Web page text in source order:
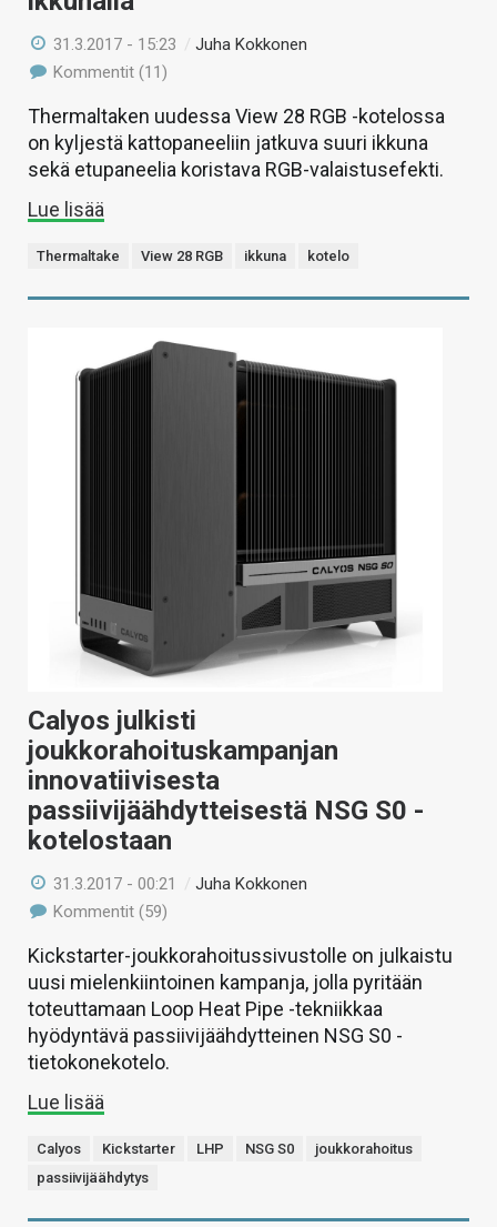
31.3.2017 - 15:23 /Juha Kokkonen
Kommentit (11)
Thermaltaken uudessa View 28 RGB -kotelossa
on kyljestä kattopaneeliin jatkuva suuri ikkuna
sekä etupaneelia koristava RGB-valaistusefekti.
Lue lisää
Thermaltake View 28 RGB ikkuna kotelo
Calyos julkisti
joukkorahoituskampanjan
innovatiivisesta
passiivijäähdytteisestä NSG S0 -
kotelostaan
31.3.2017 - 00:21 /Juha Kokkonen
Kommentit (59)
Kickstarter-joukkorahoitussivustolle on julkaistu
uusi mielenkiintoinen kampanja, jolla pyritään
toteuttamaan Loop Heat Pipe -tekniikkaa
hyödyntävä passiivijäähdytteinen NSG S0 -
tietokonekotelo.
Lue lisää
Calyos Kickstarter LHP NSG S0
joukkorahoitus
passiivijäähdytys